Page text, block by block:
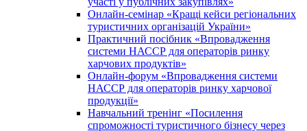
Онлайн-семінар «Кращі кейси регіональних
туристичних організацій України»
Практичний посібник «Впровадження
системи НАССР для операторів ринку
харчових продуктів»
Онлайн-форум «Впровадження системи
НАССР для операторів ринку харчової
продукції»
Навчальний тренінг «Посилення
спроможності туристичного бізнесу через